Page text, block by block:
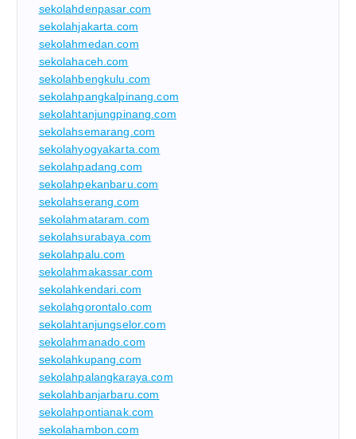
sekolahdenpasar.com
sekolahjakarta.com
sekolahmedan.com
sekolahaceh.com
sekolahbengkulu.com
sekolahpangkalpinang.com
sekolahtanjungpinang.com
sekolahsemarang.com
sekolahyogyakarta.com
sekolahpadang.com
sekolahpekanbaru.com
sekolahserang.com
sekolahmataram.com
sekolahsurabaya.com
sekolahpalu.com
sekolahmakassar.com
sekolahkendari.com
sekolahgorontalo.com
sekolahtanjungselor.com
sekolahmanado.com
sekolahkupang.com
sekolahpalangkaraya.com
sekolahbanjarbaru.com
sekolahpontianak.com
sekolahambon.com